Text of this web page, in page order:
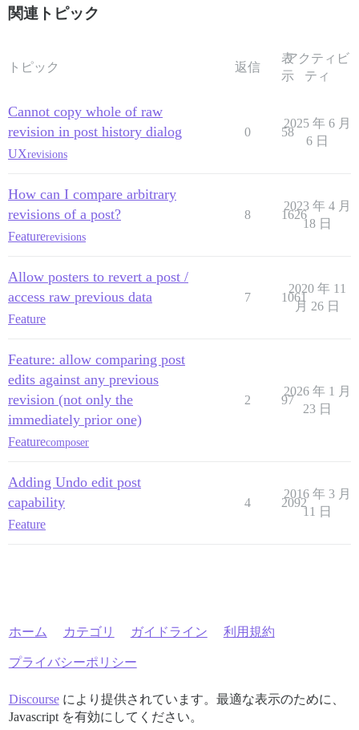
関連トピック
トピック 返信
表
示
アクティビ
ティ
Cannot copy whole of raw
revision in post history dialog
UXrevisions
0 58
2025 年 6 月
6 日
How can I compare arbitrary
revisions of a post?
Featurerevisions
8 1626
2023 年 4 月
18 日
Allow posters to revert a post /
access raw previous data
Feature
7 1061
2020 年 11
月 26 日
Feature: allow comparing post
edits against any previous
revision (not only the
immediately prior one)
Featurecomposer
2 97
2026 年 1 月
23 日
Adding Undo edit post
capability
Feature
4 2092
2016 年 3 月
11 日
ホーム カテゴリ ガイドライン 利用規約
プライバシーポリシー
Discourseにより提供されています。最適な表示のために、
Javascript を有効にしてください。